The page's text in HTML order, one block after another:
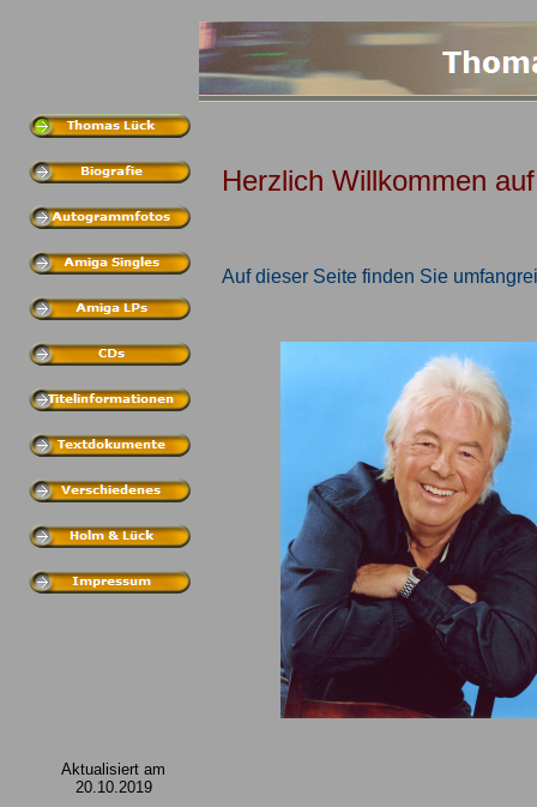
Aktualisiert am
20.10.2019
Herzlich Willkommen
Auf dieser Seite finden Sie